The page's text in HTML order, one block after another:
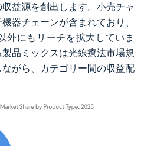
益源を創出します。小売チャ
器チェーンが含まれており、
外にもリーチを拡大していま
品ミックスは光線療法市場規
がら、カテゴリー間の収益配